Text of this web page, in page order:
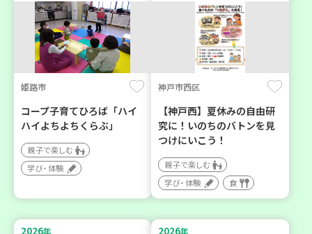
姫路市
コープ子育てひろば「ハイ
ハイよちよちくらぶ」
親子で楽しむ
学び・体験
神戸市西区
【神戸西】夏休みの自由研
究に！いのちのバトンを見
つけにいこう！
親子で楽しむ
学び・体験
食
2026年 2026年